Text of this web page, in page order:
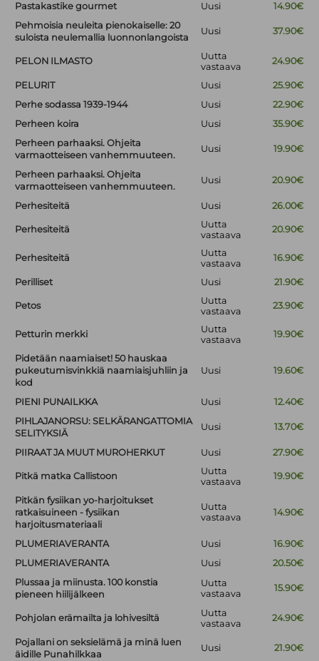
Pastakastike gourmet
Uusi
14.90€
Pehmoisia neuleita pienokaiselle: 20
suloista neulemallia luonnonlangoista
Uusi 37.90€
PELON ILMASTO
Uutta
vastaava
24.90€
PELURIT Uusi
25.90€
Perhe sodassa 1939-1944
Uusi
22.90€
Perheen koira
Uusi
35.90€
Perheen parhaaksi. Ohjeita
varmaotteiseen vanhemmuuteen.
Uusi 19.90€
Perheen parhaaksi. Ohjeita
varmaotteiseen vanhemmuuteen.
Uusi 20.90€
Perhesiteitä Uusi 26.00€
Perhesiteitä
Uutta
vastaava
20.90€
Perhesiteitä
Uutta
vastaava
16.90€
Perilliset Uusi 21.90€
Petos
Uutta
vastaava
23.90€
Petturin merkki
Uutta
vastaava
19.90€
Pidetään naamiaiset! 50 hauskaa
pukeutumisvinkkiä naamiaisjuhliin ja
kod
Uusi 19.60€
PIENI PUNAILKKA Uusi
12.40€
PIHLAJANORSU: SELKÄRANGATTOMIA
SELITYKSIÄ
Uusi 13.70€
PIIRAAT JA MUUT MUROHERKUT Uusi 27.90€
Pitkä matka Callistoon
Uutta
vastaava
19.90€
Pitkän fysiikan yo-harjoitukset
ratkaisuineen - fysiikan
harjoitusmateriaali
Uutta
vastaava
14.90€
PLUMERIAVERANTA Uusi
16.90€
PLUMERIAVERANTA
Uusi
20.50€
Plussaa ja miinusta. 100 konstia
pieneen hiilijälkeen
Uutta
vastaava
15.90€
Pohjolan erämailta ja lohivesiltä
Uutta
vastaava
24.90€
Pojallani on seksielämä ja minä luen
äidille Punahilkkaa
Uusi 21.90€